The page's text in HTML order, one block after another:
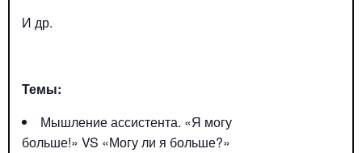
И др.
Темы:
Мышление ассистента. «Я могу
больше!» VS «Могу ли я больше?»